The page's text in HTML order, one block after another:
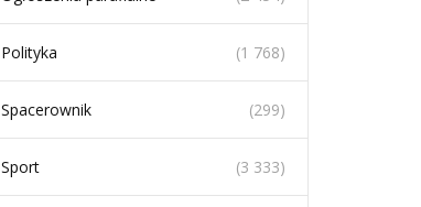
Polityka (1 768)
Spacerownik (299)
Sport (3 333)